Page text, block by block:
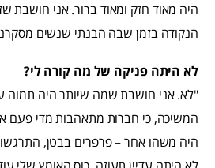
היה מאוד חזק ומאוד ברור. אני חושבת
הנקודה בזמן שבה הבנתי שנשים
לא היתה פניקה של מה קורה לי?
"לא. אני חושבת שמה שיותר היה תמוה
המשיכה, כי חברות מתאהבות מדי פעם
היה משהו אחר – פרפרים בבטן,